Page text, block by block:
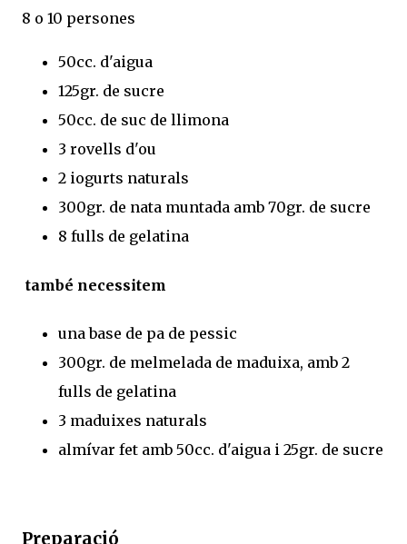
8 o 10 persones
50cc. d'aigua
125gr. de sucre
50cc. de suc de llimona
3 rovells d'ou
2 iogurts naturals
300gr. de nata muntada amb 70gr. de sucre
8 fulls de gelatina
també necessitem
una base de pa de pessic
300gr. de melmelada de maduixa, amb 2
fulls de gelatina
3 maduixes naturals
almívar fet amb 50cc. d'aigua i 25gr. de sucre
Preparació